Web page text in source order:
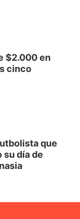
$2.000 en
cinco
que
su día de